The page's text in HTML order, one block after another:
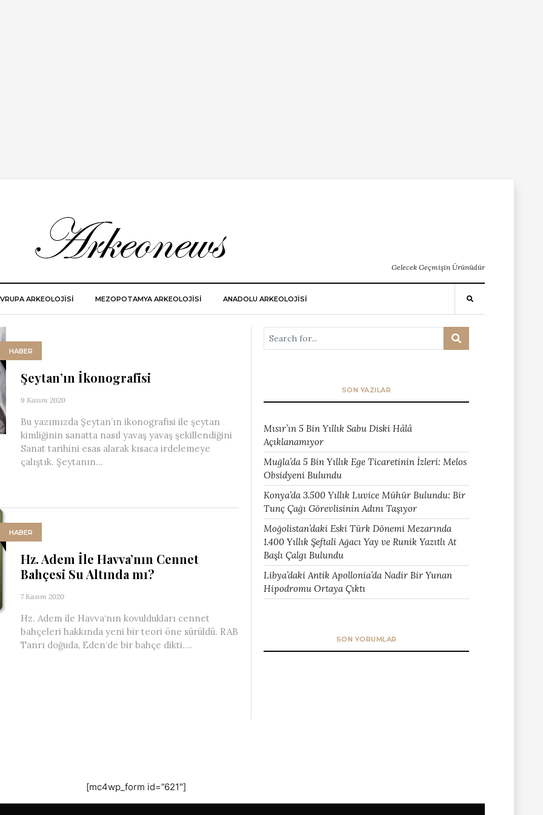
Gelecek Geçmişin Ürünüdür
ARKEOLOJISI MEZOPOTAMYA ARKEOLOJISI ANADOLU ARKEOLOJİSİ
HABER
Şeytan’ın İkonografisi
9 Kasım 2020
Bu yazımızda Şeytan’ın ikonografisi ile şeytan
kimliğinin sanatta nasıl yavaş yavaş şekillendiğini
Sanat tarihini esas alarak kısaca irdelemeye
çalıştık. Şeytanın...
HABER
Hz. Adem İle Havva’nın Cennet
Bahçesi Su Altında mı?
7 Kasım 2020
Hz. Adem ile Havva‘nın kovuldukları cennet
bahçeleri hakkında yeni bir teori öne sürüldü. RAB
Tanrı doğuda, Eden‘de bir bahçe dikti....
SON YAZILAR
Mısır’ın 5 Bin Yıllık Sabu Diski Hâlâ
Açıklanamıyor
Muğla’da 5 Bin Yıllık Ege Ticaretinin İzleri: Melos
Obsidyeni Bulundu
Konya’da 3.500 Yıllık Luvice Mühür Bulundu: Bir
Tunç Çağı Görevlisinin Adını Taşıyor
Moğolistan’daki Eski Türk Dönemi Mezarında
1.400 Yıllık Şeftali Ağacı Yay ve Runik Yazıtlı At
Başlı Çalgı Bulundu
Libya’daki Antik Apollonia’da Nadir Bir Yunan
Hipodromu Ortaya Çıktı
SON YORUMLAR
[mc4wp_form id=”621″]